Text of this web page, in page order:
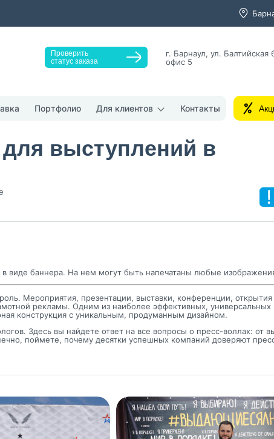
Проверить
статус заказа
г. Барнаул, ул. Балтийская
офис 5
Портфолио Для клиентов Контакты
выступлений в
виде баннера. На нем могут быть напечатаны любые
Мероприятия, презентации, выставки, конференции,
рекламы. Одним из наиболее эффективных,
конструкция с уникальным, продуманным дизайном.
Здесь вы найдете ответ на все вопросы о пресс-воллах: от
поймете, почему десятки успешных компаний доверяют
обработку персональных данных